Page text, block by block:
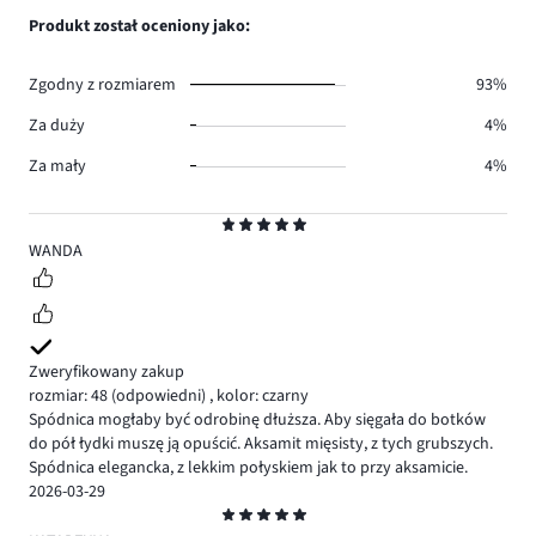
5
WANDA
Zweryfikowany zakup
rozmiar: 48 (odpowiedni) , kolor: czarny
Spódnica mogłaby być odrobinę dłuższa. Aby sięgała do botków
do pół łydki muszę ją opuścić. Aksamit mięsisty, z tych grubszych.
Spódnica elegancka, z lekkim połyskiem jak to przy aksamicie.
2026-03-29
Produkt został oceniony jako:
Zgodny z rozmiarem
93%
Za duży
4%
Za mały
4%